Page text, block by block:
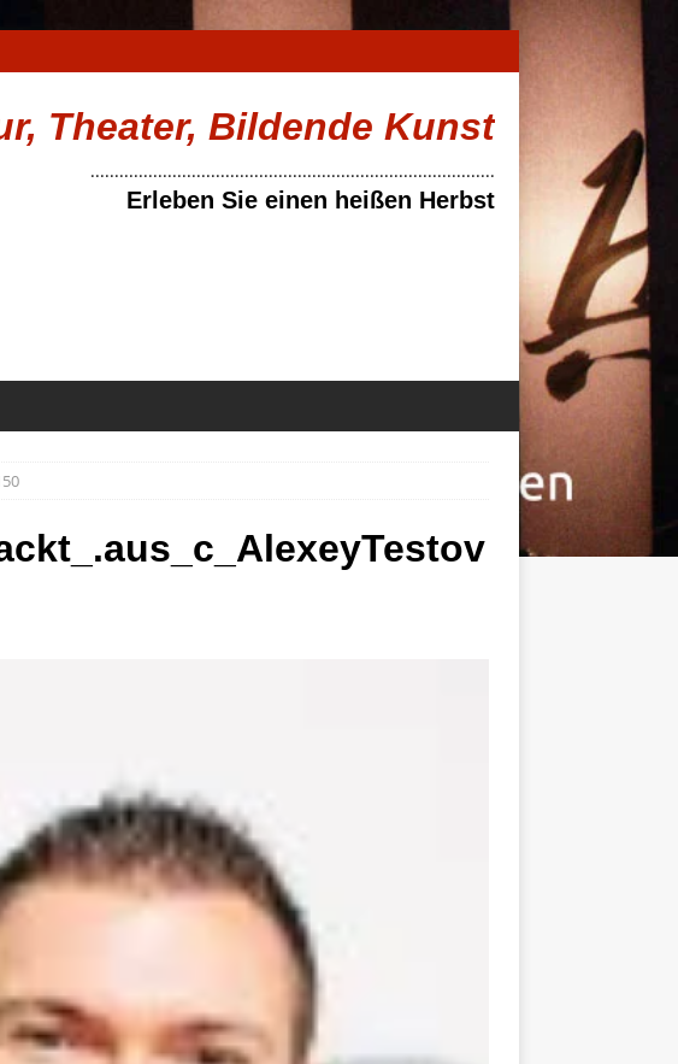
Theater, Bildende Kunst
....................................................................................
Erleben Sie einen heißen Herbst